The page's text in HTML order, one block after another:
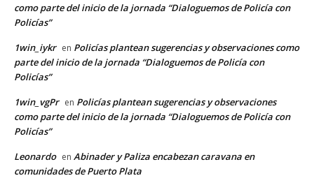
como parte del inicio de la jornada “Dialoguemos de Policía con
Policías”
1win_iykr en Policías plantean sugerencias y observaciones como
parte del inicio de la jornada “Dialoguemos de Policía con
Policías”
1win_vgPr en Policías plantean sugerencias y observaciones
como parte del inicio de la jornada “Dialoguemos de Policía con
Policías”
Leonardo en Abinader y Paliza encabezan caravana en
comunidades de Puerto Plata